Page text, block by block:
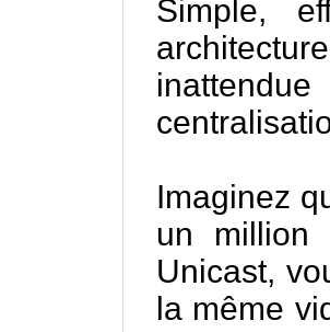
Simple,
Imaginez
un million
Unicast,
la même